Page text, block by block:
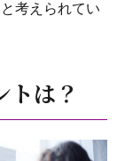
考えられてい
トは？